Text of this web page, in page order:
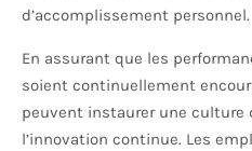
d’accomplissement personnel.
En assurant que les
soient continuellement
peuvent instaurer une culture
l’innovation continue. Les